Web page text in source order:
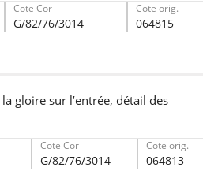
Cote Cor Cote orig.
G/82/76/3014 064815
gloire sur l’entrée, détail des
Cote Cor Cote orig.
G/82/76/3014 064813